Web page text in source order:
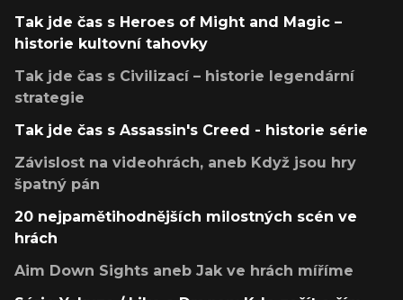
Tak jde čas s Heroes of Might and Magic –
historie kultovní tahovky
Tak jde čas s Civilizací – historie legendární
strategie
Tak jde čas s Assassin's Creed - historie série
Závislost na videohrách, aneb Když jsou hry
špatný pán
20 nejpamětihodnějších milostných scén ve
hrách
Aim Down Sights aneb Jak ve hrách míříme